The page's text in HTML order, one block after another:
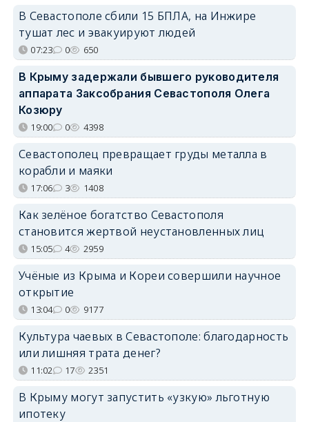
В Севастополе сбили 15 БПЛА, на Инжире
тушат лес и эвакуируют людей
07:23 0 650
В Крыму задержали бывшего руководителя
аппарата Заксобрания Севастополя Олега
Козюру
19:00 0 4398
Севастополец превращает груды металла в
корабли и маяки
17:06 3 1408
Как зелёное богатство Севастополя
становится жертвой неустановленных лиц
15:05 4 2959
Учёные из Крыма и Кореи совершили научное
открытие
13:04 0 9177
Культура чаевых в Севастополе: благодарность
или лишняя трата денег?
11:02 17 2351
В Крыму могут запустить «узкую» льготную
ипотеку